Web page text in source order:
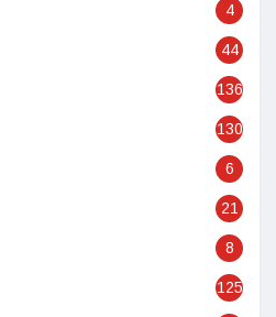
4
44
136
130
6
21
8
125